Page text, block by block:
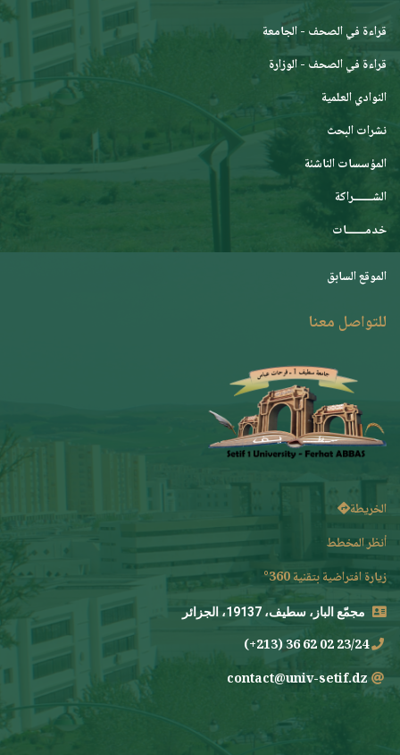
قراءة في الصحف - الجامعة
قراءة في الصحف - الوزارة
النوادي العلمية
نشرات البحث
المؤسسات الناشئة
الشـــــــراكة
خدمـــــــات
الموقع السابق
للتواصل معنا
الخريطة
أنظر المخطط
زيارة افتراضية بتقنية 360°
مجمّع الباز، سطيف، 19137، الجزائر
23/24 02 62 36 (213+)
contact@univ-setif.dz